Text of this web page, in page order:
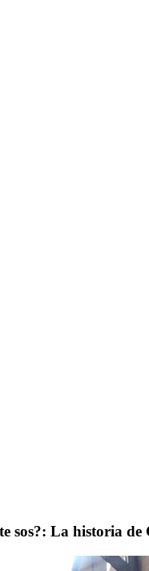
sos?: La historia de